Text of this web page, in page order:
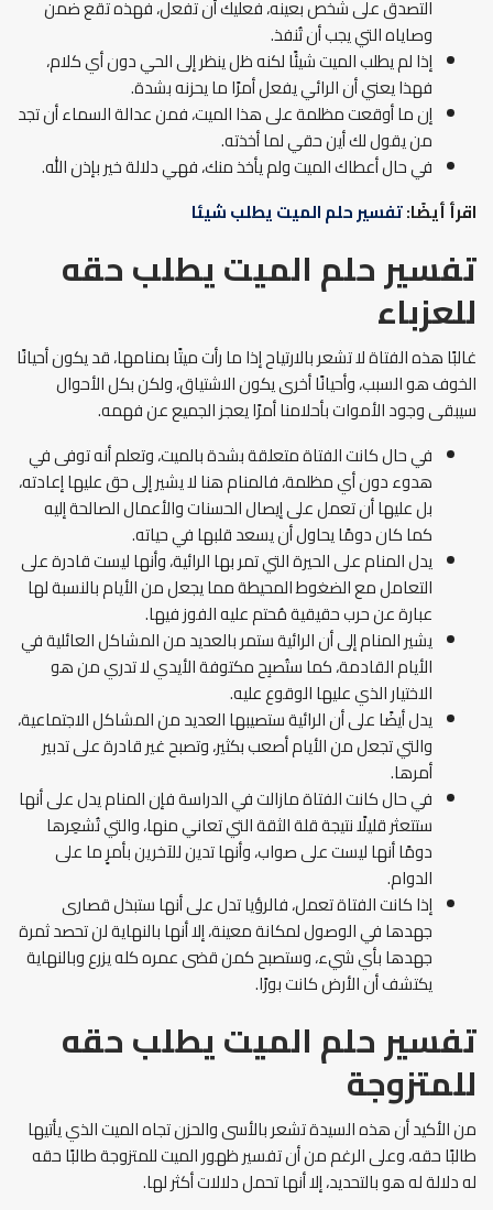
التصدق على شخص بعينه، فعليك أن تفعل، فهذه تقع ضمن
وصاياه التي يجب أن تُنفذ.
إذا لم يطلب الميت شيئًا لكنه ظل ينظر إلى الحي دون أي كلام،
فهذا يعني أن الرائي يفعل أمرًا ما يحزنه بشدة.
إن ما أوقعت مظلمة على هذا الميت، فمن عدالة السماء أن تجد
من يقول لك أين حقي لما أخذته.
في حال أعطاك الميت ولم يأخذ منك، فهي دلالة خير بإذن الله.
اقرأ أيضًا:تفسير حلم الميت يطلب شيئا
تفسير حلم الميت يطلب حقه
للعزباء
غالبًا هذه الفتاة لا تشعر بالارتياح إذا ما رأت ميتًا بمنامها، قد يكون أحيانًا
الخوف هو السبب، وأحيانًا أخرى يكون الاشتياق، ولكن بكل الأحوال
سيبقى وجود الأموات بأحلامنا أمرًا يعجز الجميع عن فهمه.
في حال كانت الفتاة متعلقة بشدة بالميت، وتعلم أنه توفى في
هدوء دون أي مظلمة، فالمنام هنا لا يشير إلى حق عليها إعادته،
بل عليها أن تعمل على إيصال الحسنات والأعمال الصالحة إليه
كما كان دومًا يحاول أن يسعد قلبها في حياته.
يدل المنام على الحيرة التي تمر بها الرائية، وأنها ليست قادرة على
التعامل مع الضغوط المحيطة مما يجعل من الأيام بالنسبة لها
عبارة عن حرب حقيقية مُحتم عليه الفوز فيها.
يشير المنام إلى أن الرائية ستمر بالعديد من المشاكل العائلية في
الأيام القادمة، كما ستُصبِح مكتوفة الأيدي لا تدري من هو
الاختيار الذي عليها الوقوع عليه.
يدل أيضًا على أن الرائية ستصيبها العديد من المشاكل الاجتماعية،
والتي تجعل من الأيام أصعب بكثير، وتصبح غير قادرة على تدبير
أمرها.
في حال كانت الفتاة مازالت في الدراسة فإن المنام يدل على أنها
ستتعثر قليلًا نتيجة قلة الثقة التي تعاني منها، والتي تُشعِرها
دومًا أنها ليست على صواب، وأنها تدين للآخرين بأمرٍ ما على
الدوام.
إذا كانت الفتاة تعمل، فالرؤيا تدل على أنها ستبذل قصارى
جهدها في الوصول لمكانة معينة، إلا أنها بالنهاية لن تحصد ثمرة
جهدها بأي شيء، وستصبح كمن قضى عمره كله يزرع وبالنهاية
يكتشف أن الأرض كانت بورًا.
تفسير حلم الميت يطلب حقه
للمتزوجة
من الأكيد أن هذه السيدة تشعر بالأسى والحزن تجاه الميت الذي يأتيها
طالبًا حقه، وعلى الرغم من أن تفسير ظهور الميت للمتزوجة طالبًا حقه
له دلالة له هو بالتحديد، إلا أنها تحمل دلالات أكثر لها.